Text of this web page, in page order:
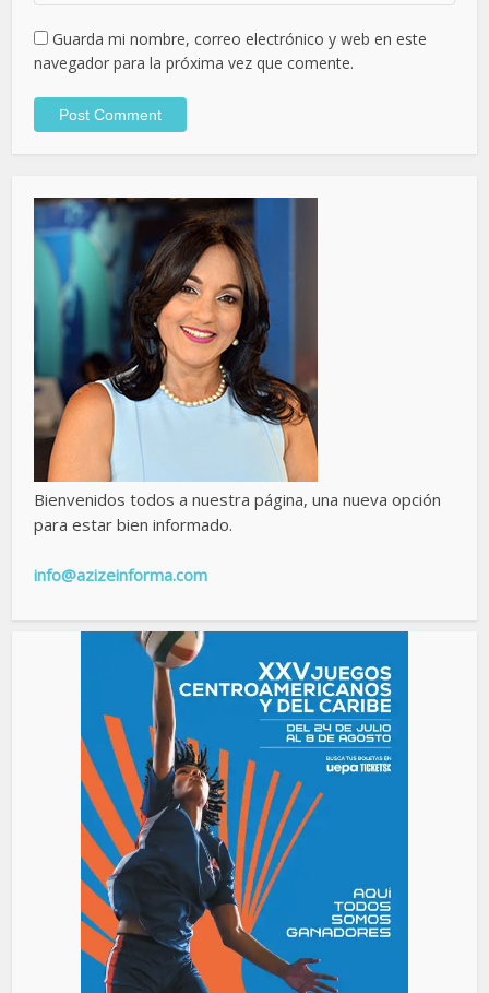
Guarda mi nombre, correo electrónico y web en este
navegador para la próxima vez que comente.
Bienvenidos todos a nuestra página, una nueva opción
para estar bien informado.
info@azizeinforma.com